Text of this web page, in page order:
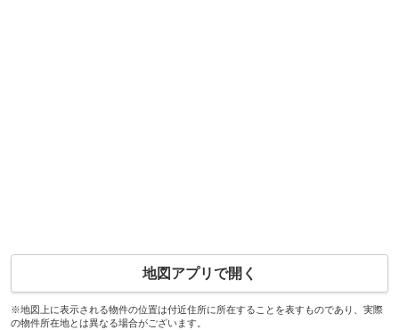
地図アプリで開く
※地図上に表示される物件の位置は付近住所に所在することを表すものであり、実際
の物件所在地とは異なる場合がございます。